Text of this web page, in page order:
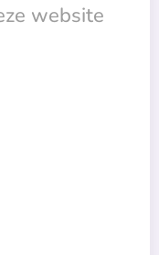
website